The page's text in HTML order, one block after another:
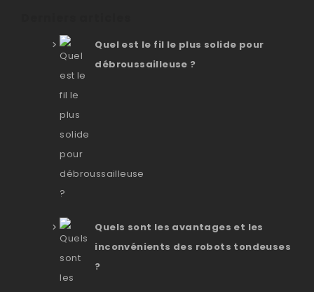
Quel est le fil le plus solide pour
débroussailleuse ?
Quels sont les avantages et les
inconvénients des robots tondeuses
?